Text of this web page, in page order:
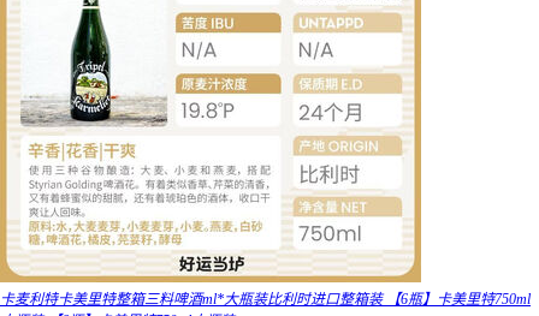
卡麦利特卡美里特整箱三料啤酒ml*大瓶装比利时进口整箱装 【6瓶】卡美里特750ml